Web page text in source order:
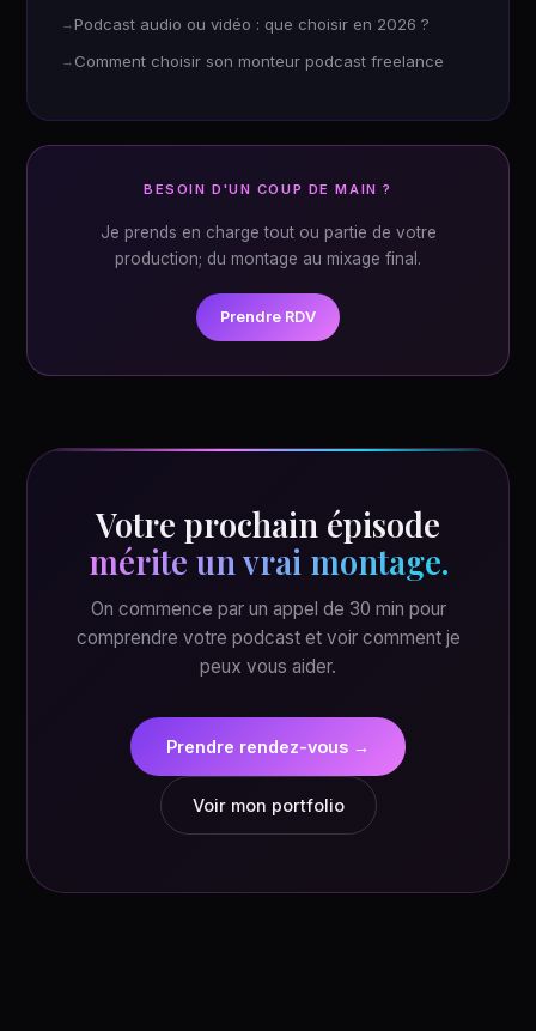
Podcast audio ou vidéo : que choisir en 2026 ?
Comment choisir son monteur podcast freelance
BESOIN D'UN COUP DE MAIN ?
Je prends en charge tout ou partie de votre
production; du montage au mixage final.
Prendre RDV
Votre prochain épisode
mérite un vrai montage.
On commence par un appel de 30 min pour
comprendre votre podcast et voir comment je
peux vous aider.
Prendre rendez-vous →
Voir mon portfolio